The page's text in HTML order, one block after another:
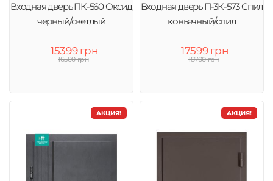
Входная дверь ПК-560 Оксид
черный/светлый
15399 грн
16500 грн
Входная дверь П-3К-573 Спил
коньячный/спил
17599 грн
18700 грн
АКЦИЯ! АКЦИЯ!